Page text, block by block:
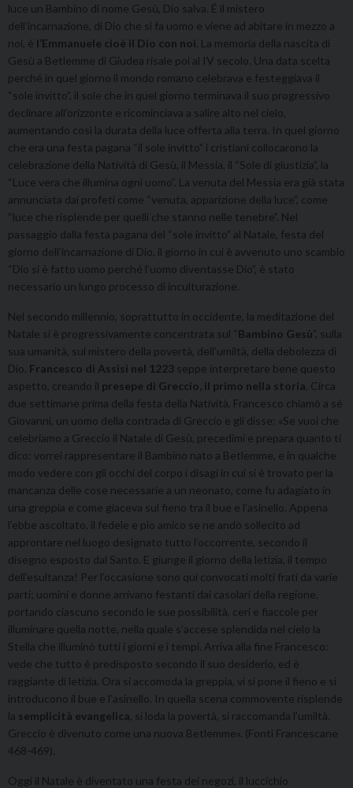
luce un Bambino di nome Gesù, Dio salva. É il mistero
dell’incarnazione, di Dio che si fa uomo e viene ad abitare in mezzo a
noi, è l’Emmanuele cioè il Dio con noi . La memoria della nascita di
Gesù a Betlemme di Giudea risale poi al IV secolo. Una data scelta
perché in quel giorno il mondo romano celebrava e festeggiava il
“sole invitto”, il sole che in quel giorno terminava il suo progressivo
declinare all’orizzonte e ricominciava a salire alto nel cielo,
aumentando così la durata della luce offerta alla terra. In quel giorno
che era una festa pagana “il sole invitto” i cristiani collocarono la
celebrazione della Natività di Gesù, il Messia, il “Sole di giustizia”, la
“Luce vera che illumina ogni uomo”. La venuta del Messia era già stata
annunciata dai profeti come “venuta, apparizione della luce”, come
“luce che risplende per quelli che stanno nelle tenebre”. Nel
passaggio dalla festa pagana del “sole invitto” al Natale, festa del
giorno dell’incarnazione di Dio, il giorno in cui è avvenuto uno scambio
“Dio si è fatto uomo perché l’uomo diventasse Dio”, è stato
necessario un lungo processo di inculturazione.
Nel secondo millennio, soprattutto in occidente, la meditazione del
Natale si è progressivamente concentrata sul “Bambino Gesù”, sulla
sua umanità, sul mistero della povertà, dell’umiltà, della debolezza di
Dio. Francesco di Assisi nel 1223 seppe interpretare bene questo
aspetto, creando il presepe di Greccio, il primo nella storia . Circa
due settimane prima della festa della Natività, Francesco chiamò a sé
Giovanni, un uomo della contrada di Greccio e gli disse: «Se vuoi che
celebriamo a Greccio il Natale di Gesù, precedimi e prepara quanto ti
dico: vorrei rappresentare il Bambino nato a Betlemme, e in qualche
modo vedere con gli occhi del corpo i disagi in cui si è trovato per la
mancanza delle cose necessarie a un neonato, come fu adagiato in
una greppia e come giaceva sul fieno tra il bue e l’asinello. Appena
l’ebbe ascoltato, il fedele e pio amico se ne andò sollecito ad
approntare nel luogo designato tutto l’occorrente, secondo il
disegno esposto dal Santo. E giunge il giorno della letizia, il tempo
dell’esultanza! Per l’occasione sono qui convocati molti frati da varie
parti; uomini e donne arrivano festanti dai casolari della regione,
portando ciascuno secondo le sue possibilità, ceri e fiaccole per
illuminare quella notte, nella quale s’accese splendida nel cielo la
Stella che illuminò tutti i giorni e i tempi. Arriva alla fine Francesco:
vede che tutto è predisposto secondo il suo desiderio, ed è
raggiante di letizia. Ora si accomoda la greppia, vi si pone il fieno e si
introducono il bue e l’asinello. In quella scena commovente risplende
la semplicità evangelica , si loda la povertà, si raccomanda l’umiltà.
Greccio è divenuto come una nuova Betlemme». (Fonti Francescane
468-469).
Oggi il Natale è diventato una festa dei negozi, il luccichio